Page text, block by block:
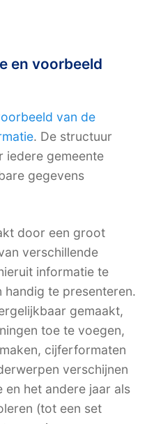
en voorbeeld
van de
. De structuur
iedere gemeente
gegevens
door een groot
verschillende
informatie te
handig te presenteren.
gemaakt,
toe te voegen,
cijferformaten
verschijnen
en het andere jaar als
(tot een set